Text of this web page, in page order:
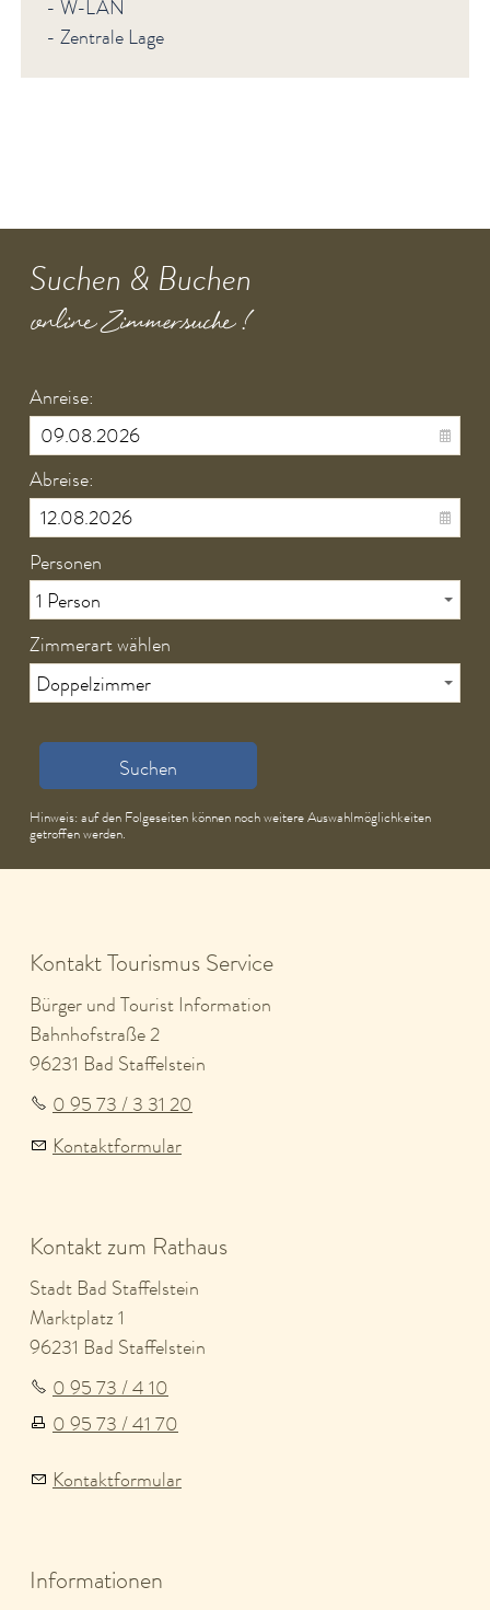
- W-LAN
- Zentrale Lage
Suchen & Buchen
online Zimmersuche !
Anreise:
Abreise:
Personen
Zimmerart wählen
Suchen
Hinweis: auf den Folgeseiten können noch weitere Auswahlmöglichkeiten
getroffen werden.
Kontakt Tourismus Service
Bürger und Tourist Information
Bahnhofstraße 2
96231 Bad Staffelstein
0 95 73 / 3 31 20
Kontaktformular
Kontakt zum Rathaus
Stadt Bad Staffelstein
Marktplatz 1
96231 Bad Staffelstein
0 95 73 / 4 10
0 95 73 / 41 70
Kontaktformular
Informationen